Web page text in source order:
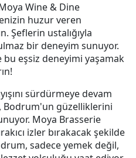
Wine & Dine
huzur veren
Şeflerin ustalığıyla
bir deneyim sunuyor.
eşsiz deneyimi yaşamak
sürdürmeye devam
Bodrum'un güzelliklerini
Moya Brasserie
izler bırakacak şekilde
sadece yemek değil,